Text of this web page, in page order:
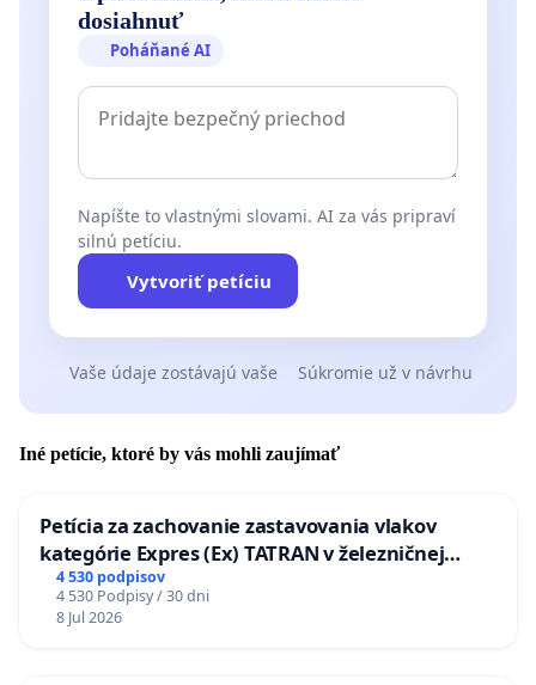
dosiahnuť
Poháňané AI
Napíšte to vlastnými slovami. AI za vás pripraví
silnú petíciu.
Vytvoriť petíciu
Vaše údaje zostávajú vaše Súkromie už v návrhu
Iné petície, ktoré by vás mohli zaujímať
Petícia za zachovanie zastavovania vlakov
kategórie Expres (Ex) TATRAN v železničnej
stanici Púchov
4 530 podpisov
4 530 Podpisy / 30 dni
8 Jul 2026